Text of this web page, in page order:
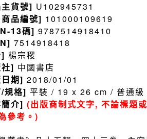
貨號] U102945731
品編號] 101000109619
13碼] 9787514918410
7514918418
楊宗稷
] 中國書店
期] 2018/01/01
規格] 平裝 / 19 x 26 cm / 普通級
介] (出版商制式文字, 不論標題
參考。)